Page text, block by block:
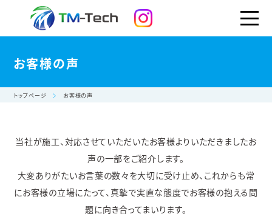
お客様の声
トップページ お客様の声
当社が施工、対応させていただいたお客様よりいただきましたお
声の一部をご紹介します。
大変ありがたいお言葉の数々を大切に受け止め、これからも常
にお客様の立場にたって、真摯で実直な態度でお客様の抱える問
題に向き合ってまいります。